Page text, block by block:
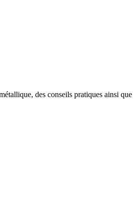
des conseils pratiques ainsi que